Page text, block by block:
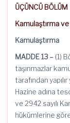
ÜÇÜNCÜ BÖLÜM
Kamulaştırma
Kamulaştırma
MADDE 13 – (1)
taşınmazlar
tarafından
Hazine adına
ve 2942 sayılı
hükümlerine